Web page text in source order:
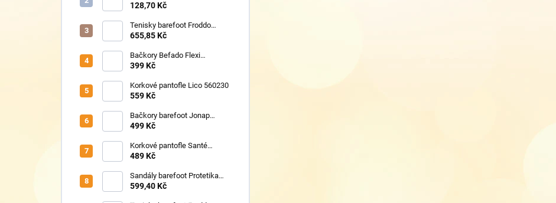
430124 růžové
128,70 Kč
Tenisky barefoot Froddo
G1700440-17 Mint
655,85 Kč
Bačkory Befado Flexi
627P023
399 Kč
Korkové pantofle Lico 560230
559 Kč
Bačkory barefoot Jonap
Home New Police
499 Kč
Korkové pantofle Santé
VN/326 černá
489 Kč
Sandály barefoot Protetika
TAFI pink uni
599,40 Kč